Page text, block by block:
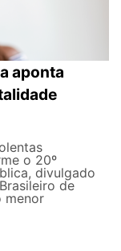
aponta
o 20º
divulgado
de
menor